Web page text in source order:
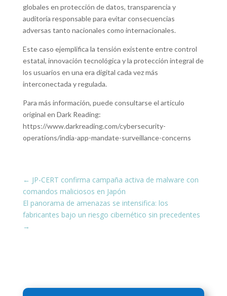
globales en protección de datos, transparencia y
auditoría responsable para evitar consecuencias
adversas tanto nacionales como internacionales.
Este caso ejemplifica la tensión existente entre control
estatal, innovación tecnológica y la protección integral de
los usuarios en una era digital cada vez más
interconectada y regulada.
Para más información, puede consultarse el artículo
original en Dark Reading:
https://www.darkreading.com/cybersecurity-
operations/india-app-mandate-surveillance-concerns
← JP-CERT confirma campaña activa de malware con
comandos maliciosos en Japón
El panorama de amenazas se intensifica: los
fabricantes bajo un riesgo cibernético sin precedentes
→